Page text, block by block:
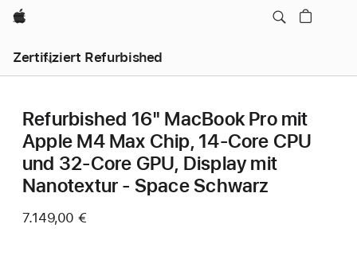
Apple
Zertifiziert Refurbished
Refurbished 16" MacBook Pro mit
Apple M4 Max Chip, 14‑Core CPU
und 32‑Core GPU, Display mit
Nanotextur - Space Schwarz
7.149,00 €